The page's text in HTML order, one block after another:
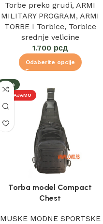
Torbe preko grudi, ARMI
MILITARY PROGRAM, ARMI
TORBE I Torbice, Torbice
srednje velicine
1.700 рсд
Odaberite opcije
-18%
IZDVAJAMO
Torba model Compact
Chest
MUSKE MODNE SPORTSKE